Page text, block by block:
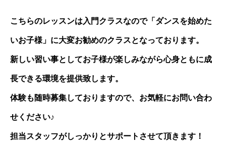
こちらのレッスンは入門クラスなので「ダンスを始めた
いお子様」に大変お勧めのクラスとなっております。
新しい習い事としてお子様が楽しみながら心身ともに成
長できる環境を提供致します。
体験も随時募集しておりますので、お気軽にお問い合わ
せください♪
担当スタッフがしっかりとサポートさせて頂きます！